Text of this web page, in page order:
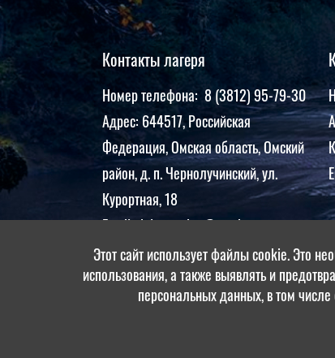
Контакты лагеря
Номер телефона: 8 (3812) 95-79-30
Адрес: 644517, Российская
Федерация, Омская область, Омский
район, д. п. Чернолучинский, ул.
Курортная, 18
Email: dol.gagarina@yandex.ru
Этот сайт использует файлы cookie. Это
использования, а также выявлять и
персональных данных, в том числе